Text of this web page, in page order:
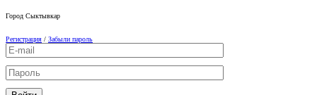
Город Сыктывкар
Регистрация / Забыли пароль